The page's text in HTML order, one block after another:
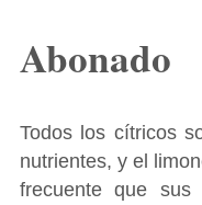
Abonado
Todos los cítricos
nutrientes, y el
frecuente que sus